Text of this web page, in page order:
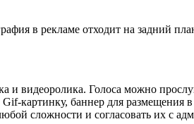
в рекламе отходит на задний
и видеоролика. Голоса можно
картинку, баннер для размещения
сложности и согласовать их с